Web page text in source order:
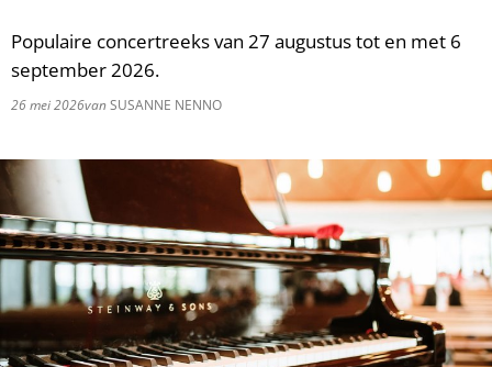
Populaire concertreeks van 27 augustus tot en met 6
september 2026.
26 mei 2026vanSUSANNE NENNO